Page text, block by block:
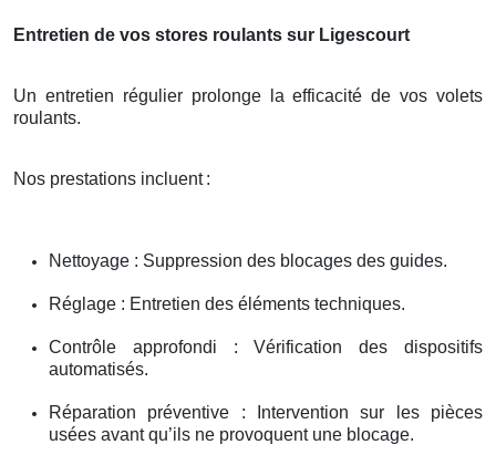
Entretien de vos stores roulants sur Ligescourt
Un entretien régulier prolonge la efficacité de vos volets
roulants.
Nos prestations incluent :
Nettoyage : Suppression des blocages des guides.
Réglage : Entretien des éléments techniques.
Contrôle approfondi : Vérification des dispositifs
automatisés.
Réparation préventive : Intervention sur les pièces
usées avant qu’ils ne provoquent une blocage.